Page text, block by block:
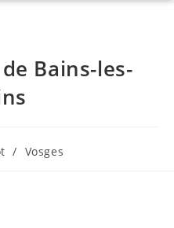
Bains-les-
/ Vosges